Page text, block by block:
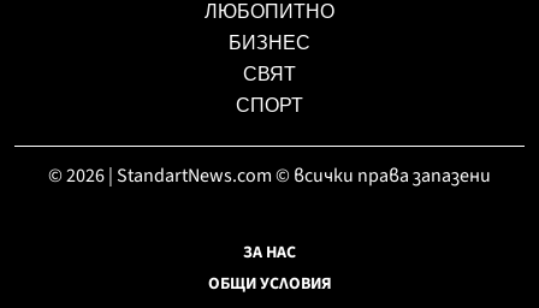
ЛЮБОПИТНО
БИЗНЕС
СВЯТ
СПОРТ
© 2026 | StandartNews.com © всички права запазени
ЗА НАС
ОБЩИ УСЛОВИЯ